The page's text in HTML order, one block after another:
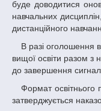
буде доводитися
навчальних
дистанційного
В разі оголошення в м. Дніпрі сигналу «Повітряна тривога» або інших сигналів оповіщення під час проведення аудиторних занять здобувачі
вищої освіти разом з
до завершення
Формат освітнього процесу може змінюватися впродовж навчального року залежно від рівня безпеки в Україні та в місті Дніпрі зокрема й
затверджується